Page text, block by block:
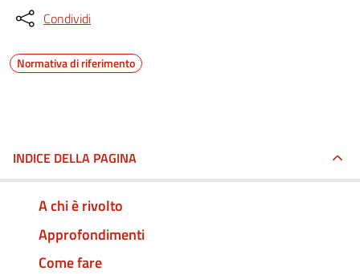
Condividi
Normativa di riferimento
INDICE DELLA PAGINA
A chi è rivolto
Approfondimenti
Come fare